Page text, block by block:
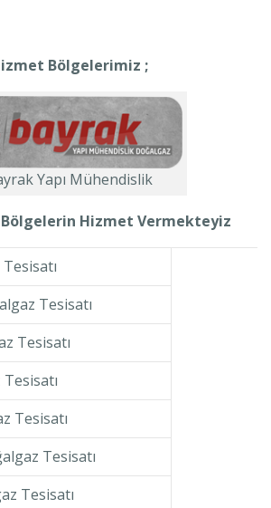
Bölgelerimiz ;
Yapı Mühendislik
Bölgelerin Hizmet Vermekteyiz
Tesisatı
Tesisatı
Tesisatı
Tesisatı
Tesisatı